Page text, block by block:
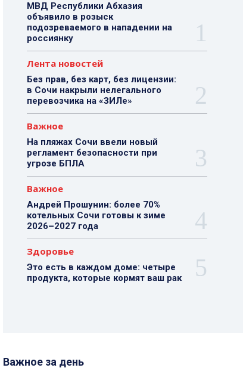
МВД Республики Абхазия
объявило в розыск
подозреваемого в нападении на
россиянку
Лента новостей
Без прав, без карт, без лицензии:
в Сочи накрыли нелегального
перевозчика на «ЗИЛе»
Важное
На пляжах Сочи ввели новый
регламент безопасности при
угрозе БПЛА
Важное
Андрей Прошунин: более 70%
котельных Сочи готовы к зиме
2026–2027 года
Здоровье
Это есть в каждом доме: четыре
продукта, которые кормят ваш рак
Важное за день